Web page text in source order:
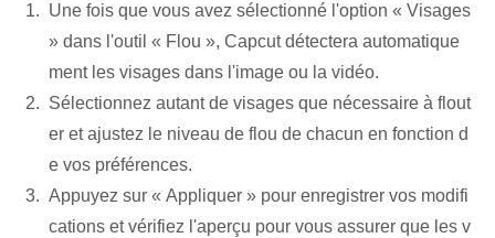
Une fois que vous avez sélectionné l'option « Visages
» dans l'outil « Flou », Capcut détectera automatique
ment les visages dans l'image ou la vidéo.
Sélectionnez autant de visages que nécessaire à flout
er et ajustez le niveau de flou de chacun en fonction d
e vos préférences.
Appuyez sur « Appliquer » pour enregistrer vos modifi
cations et vérifiez l'aperçu pour vous assurer que les v